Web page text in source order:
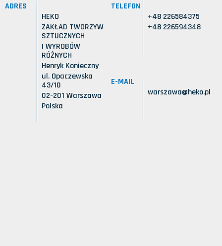
ADRES
HEKO
ZAKŁAD TWORZYW
SZTUCZNYCH
I WYROBÓW
RÓŻNYCH
Henryk Konieczny
ul. Opaczewska
43/10
02-201 Warszawa
Polska
TELEFON
+48 226584375
+48 226594348
E-MAIL
warszawa@heko.pl